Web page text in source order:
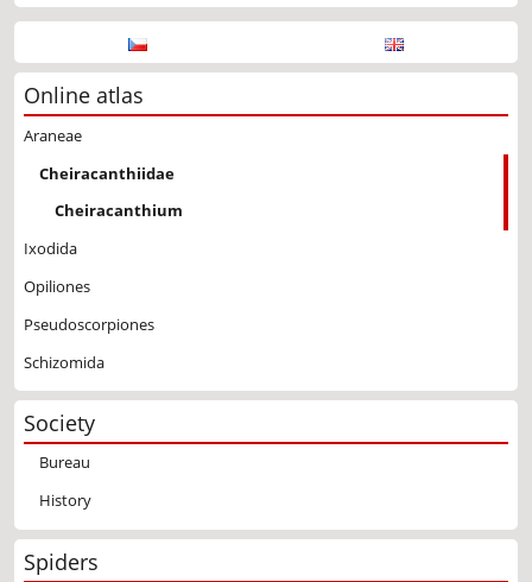
Online atlas
Araneae
Cheiracanthiidae
Cheiracanthium
Ixodida
Opiliones
Pseudoscorpiones
Schizomida
Society
Bureau
History
Spiders